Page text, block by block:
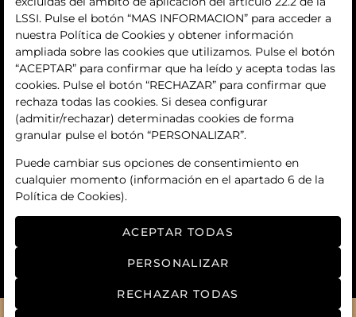
Términos y condiciones
condiciones generales de contratación
política de privacidad
aviso legal
política de cookies
ajuste de cookies
LSSI. Pulse el botón “MAS INFORMACION” para acceder a
nuestra Política de Cookies y obtener información
ampliada sobre las cookies que utilizamos. Pulse el botón
“ACEPTAR” para confirmar que ha leído y acepta todas las
cookies. Pulse el botón “RECHAZAR” para confirmar que
rechaza todas las cookies. Si desea configurar
(admitir/rechazar) determinadas cookies de forma
granular pulse el botón “PERSONALIZAR”.
Puede cambiar sus opciones de consentimiento en
cualquier momento (información en el apartado 6 de la
Política de Cookies).
ACEPTAR TODAS
PERSONALIZAR
RECHAZAR TODAS